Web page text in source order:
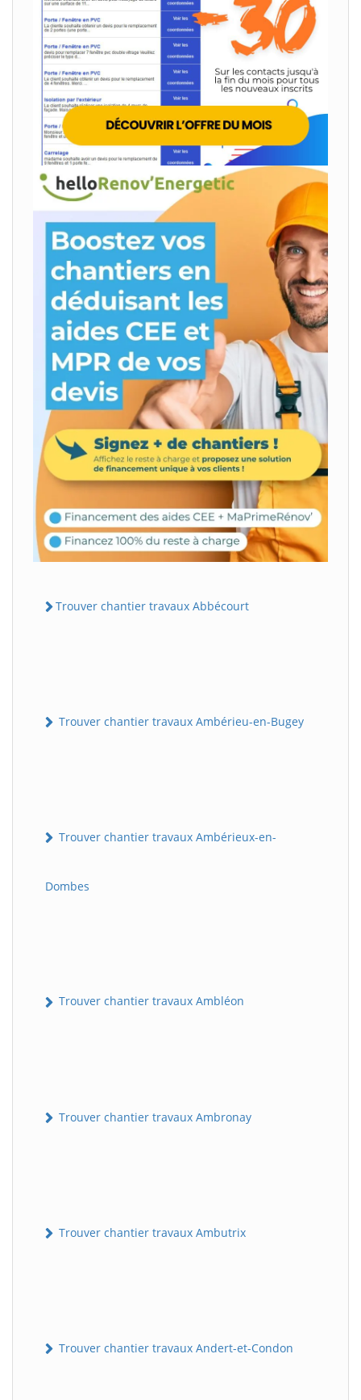
Trouver chantier travaux Abbécourt
Trouver chantier travaux Ambérieu-en-Bugey
Trouver chantier travaux Ambérieux-en-
Dombes
Trouver chantier travaux Ambléon
Trouver chantier travaux Ambronay
Trouver chantier travaux Ambutrix
Trouver chantier travaux Andert-et-Condon